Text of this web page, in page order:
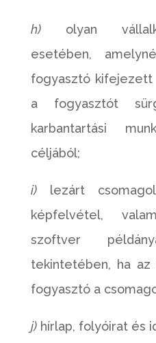
h)olyan
esetében,
fogyasztó
a fogyasztót
karbantartási
céljából;
i)lezárt
képfelvétel,
szoftver
tekintetében, ha
fogyasztó a
j)hírlap, folyóirat és